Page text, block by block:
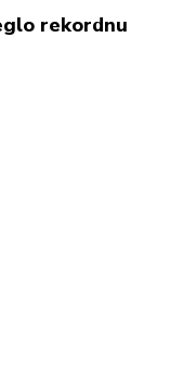
rekordnu